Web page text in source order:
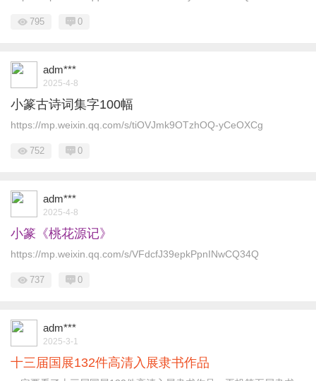
795 0
adm***
2025-4-8
小篆古诗词集字100幅
https://mp.weixin.qq.com/s/tiOVJmk9OTzhOQ-yCeOXCg
752 0
adm***
2025-4-8
小篆《桃花源记》
https://mp.weixin.qq.com/s/VFdcfJ39epkPpnINwCQ34Q
737 0
adm***
2025-3-1
十三届国展132件高清入展隶书作品